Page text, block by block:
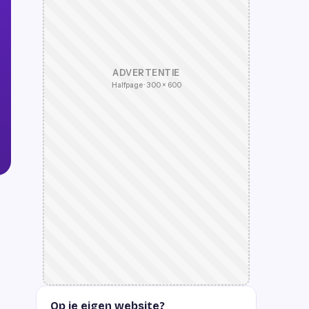
ADVERTENTIE
Halfpage · 300 × 600
Op je eigen website?